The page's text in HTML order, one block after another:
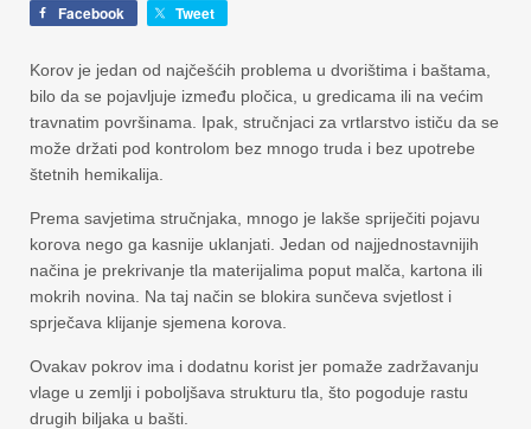
Facebook Tweet
Korov je jedan od najčešćih problema u dvorištima i baštama,
bilo da se pojavljuje između pločica, u gredicama ili na većim
travnatim površinama. Ipak, stručnjaci za vrtlarstvo ističu da se
može držati pod kontrolom bez mnogo truda i bez upotrebe
štetnih hemikalija.
Prema savjetima stručnjaka, mnogo je lakše spriječiti pojavu
korova nego ga kasnije uklanjati. Jedan od najjednostavnijih
načina je prekrivanje tla materijalima poput malča, kartona ili
mokrih novina. Na taj način se blokira sunčeva svjetlost i
sprječava klijanje sjemena korova.
Ovakav pokrov ima i dodatnu korist jer pomaže zadržavanju
vlage u zemlji i poboljšava strukturu tla, što pogoduje rastu
drugih biljaka u bašti.